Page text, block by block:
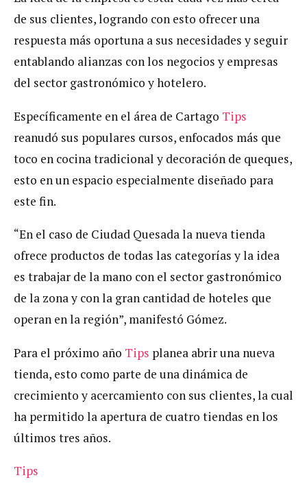
de sus clientes, logrando con esto ofrecer una
respuesta más oportuna a sus necesidades y seguir
entablando alianzas con los negocios y empresas
del sector gastronómico y hotelero.
Específicamente en el área de Cartago Tips
reanudó sus populares cursos, enfocados más que
toco en cocina tradicional y decoración de queques,
esto en un espacio especialmente diseñado para
este fin.
“En el caso de Ciudad Quesada la nueva tienda
ofrece productos de todas las categorías y la idea
es trabajar de la mano con el sector gastronómico
de la zona y con la gran cantidad de hoteles que
operan en la región”, manifestó Gómez.
Para el próximo año Tips planea abrir una nueva
tienda, esto como parte de una dinámica de
crecimiento y acercamiento con sus clientes, la cual
ha permitido la apertura de cuatro tiendas en los
últimos tres años.
Tips